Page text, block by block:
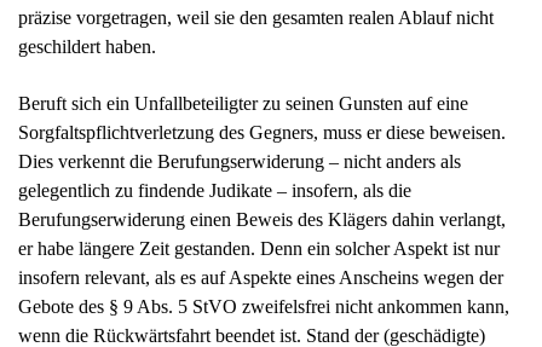
geschildert haben.
Sorgfaltspflichtverletzung des Gegners, muss er diese beweisen.
Dies verkennt die Berufungserwiderung – nicht anders als
gelegentlich zu findende Judikate – insofern, als die
Berufungserwiderung einen Beweis des Klägers dahin verlangt,
er habe längere Zeit gestanden. Denn ein solcher Aspekt ist nur
insofern relevant, als es auf Aspekte eines Anscheins wegen der
Gebote des § 9 Abs. 5 StVO zweifelsfrei nicht ankommen kann,
wenn die Rückwärtsfahrt beendet ist. Stand der (geschädigte)
Anspruchsteller im Kollisionszeitpunkt in diesem Sinn bereits